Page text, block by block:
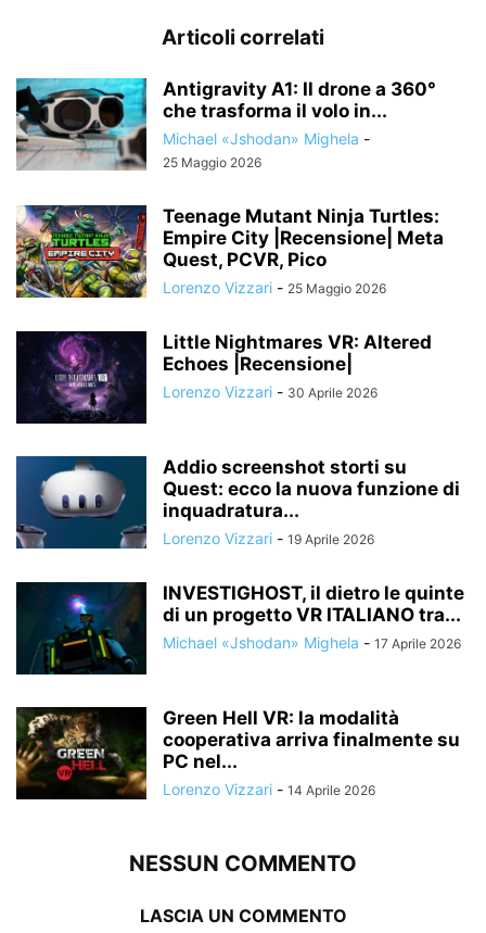
Articoli correlati
Antigravity A1: Il drone a 360°
che trasforma il volo in...
Michael «Jshodan» Mighela -
25 Maggio 2026
Teenage Mutant Ninja Turtles:
Empire City |Recensione| Meta
Quest, PCVR, Pico
Lorenzo Vizzari - 25 Maggio 2026
Little Nightmares VR: Altered
Echoes |Recensione|
Lorenzo Vizzari - 30 Aprile 2026
Addio screenshot storti su
Quest: ecco la nuova funzione di
inquadratura...
Lorenzo Vizzari - 19 Aprile 2026
INVESTIGHOST, il dietro le quinte
di un progetto VR ITALIANO tra...
Michael «Jshodan» Mighela - 17 Aprile 2026
Green Hell VR: la modalità
cooperativa arriva finalmente su
PC nel...
Lorenzo Vizzari - 14 Aprile 2026
NESSUN COMMENTO
LASCIA UN COMMENTO